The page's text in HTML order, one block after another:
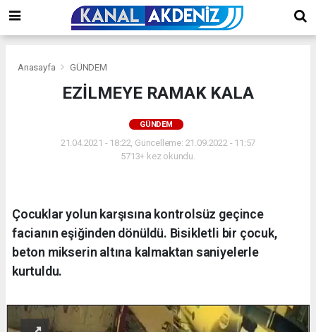
Anasayfa GÜNDEM
EZİLMEYE RAMAK KALA
GÜNDEM
21.04.2021 - 18:22, Güncelleme: 21.09.2022 - 11:57
5713+ kez okundu.
Çocuklar yolun karşısına kontrolsüz geçince
facianın eşiğinden dönüldü. Bisikletli bir çocuk,
beton mikserin altına kalmaktan saniyelerle
kurtuldu.